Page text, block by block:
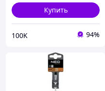
Купить
100K 94%